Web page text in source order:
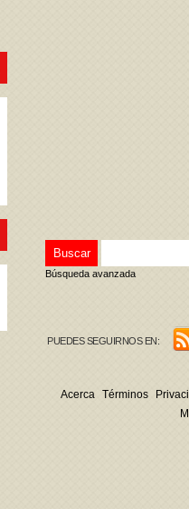
Búsqueda avanzada
PUEDES SEGUIRNOS EN:
Acerca Términos